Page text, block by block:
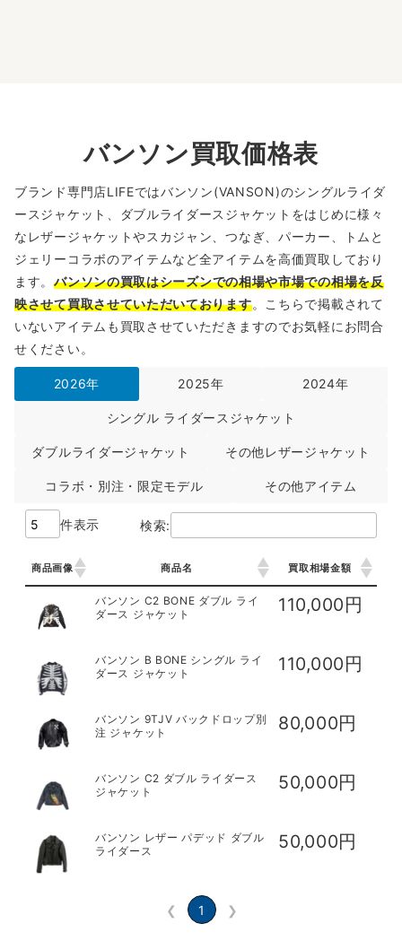
バンソン買取価格表
ブランド専門店LIFEではバンソン(VANSON)のシングルライダ
ースジャケット、ダブルライダースジャケットをはじめに様々
なレザージャケットやスカジャン、つなぎ、パーカー、トムと
ジェリーコラボのアイテムなど全アイテムを高価買取しており
ます。バンソンの買取はシーズンでの相場や市場での相場を反
映させて買取させていただいております。こちらで掲載されて
いないアイテムも買取させていただきますのでお気軽にお問合
せください。
2026年 2025年 2024年
シングル ライダースジャケット
ダブルライダージャケット その他レザージャケット
コラボ・別注・限定モデル その他アイテム
件表示 検索:
商品画像 商品名 買取相場金額
商品名 買取相場金額
バンソン C2 BONE ダブル ライ
ダース ジャケット
110,000円
バンソン B BONE シングル ライ
ダース ジャケット
110,000円
バンソン 9TJV バックドロップ別
注 ジャケット
80,000円
バンソン C2 ダブル ライダース
ジャケット
50,000円
バンソン レザー パデッド ダブル
ライダース
50,000円
❮ 1 ❯